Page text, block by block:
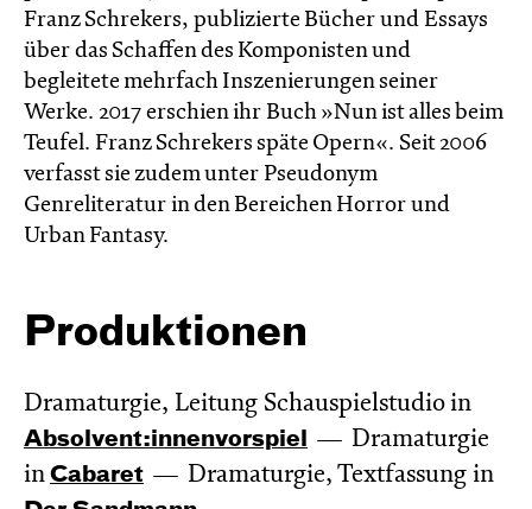
Franz Schrekers, publizierte Bücher und Essays
über das Schaffen des Komponisten und
begleitete mehrfach Inszenierungen seiner
Werke. 2017 erschien ihr Buch »Nun ist alles beim
Teufel. Franz Schrekers späte Opern«. Seit 2006
verfasst sie zudem unter Pseudonym
Genreliteratur in den Bereichen Horror und
Urban Fantasy.
Produktionen
Dramaturgie, Leitung Schauspielstudio in
Absol­vent:innen­vor­spiel
Dramaturgie
in Cabaret Dramaturgie, Textfassung in